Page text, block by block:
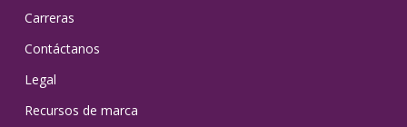
Carreras
Contáctanos
Legal
Recursos de marca